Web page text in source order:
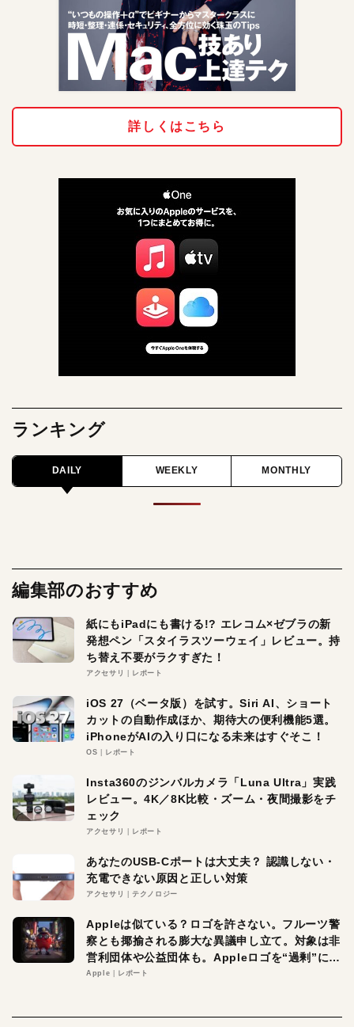
詳しくはこちら
ランキング
DAILY WEEKLY MONTHLY
編集部のおすすめ
紙にもiPadにも書ける!? エレコム×ゼブラの新
発想ペン「スタイラスツーウェイ」レビュー。持
ち替え不要がラクすぎた！
アクセサリ レポート
iOS 27（ベータ版）を試す。Siri AI、ショート
カットの自動作成ほか、期待大の便利機能5選。
iPhoneがAIの入り口になる未来はすぐそこ！
OS レポート
Insta360のジンバルカメラ「Luna Ultra」実践
レビュー。4K／8K比較・ズーム・夜間撮影をチ
ェック
アクセサリ レポート
あなたのUSB-Cポートは大丈夫？ 認識しない・
充電できない原因と正しい対策
アクセサリ テクノロジー
Appleは似ている？ロゴを許さない。フルーツ警
察とも揶揄される膨大な異議申し立て。対象は非
営利団体や公益団体も。Appleロゴを“過剰”に守
る理由とは
Apple レポート